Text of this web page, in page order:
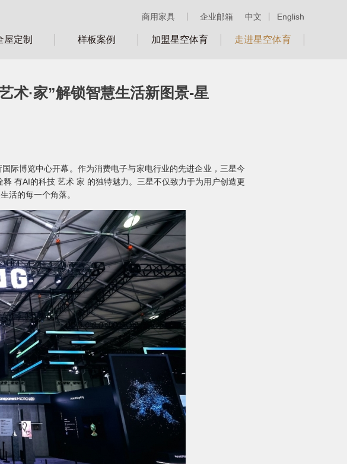
中文 English
商用家具 企业邮箱
屋定制 样板案例 加盟星空体育 走进星空体育
术·家”解锁智慧生活新图景-星
际博览中心开幕。作为消费电子与家电行业的先进企业，三星今
有AI的科技 艺术 家 的独特魅力。三星不仅致力于为用户创造更
活的每一个角落。